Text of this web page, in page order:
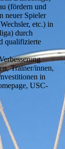
(fördern und
neuer Spieler
etc.) in
durch
qualifizierte
Trainer/innen,
in
USC-